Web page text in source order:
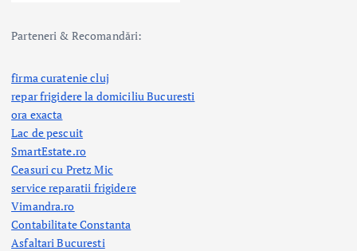
Parteneri & Recomandări:
firma curatenie cluj
repar frigidere la domiciliu Bucuresti
ora exacta
Lac de pescuit
SmartEstate.ro
Ceasuri cu Pretz Mic
service reparatii frigidere
Vimandra.ro
Contabilitate Constanta
Asfaltari Bucuresti